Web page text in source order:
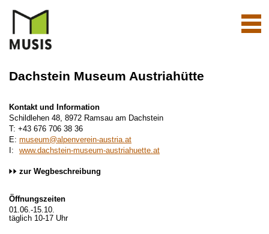
Dachstein Museum Austriahütte
Kontakt und Information
Schildlehen 48, 8972 Ramsau am Dachstein
T: +43 676 706 38 36
E: museum@alpenverein-austria.at
I:
www.dachstein-museum-austriahuette.at
zur Wegbeschreibung
Öffnungszeiten
01.06.-15.10.
täglich 10-17 Uhr